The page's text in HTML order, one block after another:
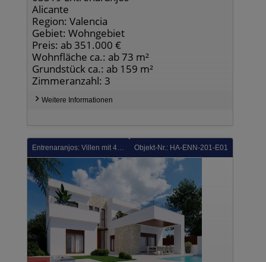
Alicante
Region: Valencia
Gebiet: Wohngebiet
Preis: ab 351.000 €
Wohnfläche ca.: ab 73 m²
Grundstück ca.: ab 159 m²
Zimmeranzahl: 3
Weitere Informationen
Entrenaranjos: Villen mit 4 Schlafzimmern, 3 Bädern, Gäste-WC, Einbauküchen mit Elektrogeräten, Kfz-Stellplatz und Privatpool in einer Golfanlage Objekt-Nr.: HA-ENN-201-E01